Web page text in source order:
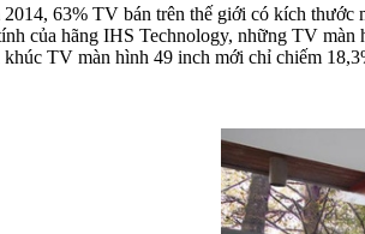
2014, 63% TV bán trên thế giới có kích thước
của hãng IHS Technology, những TV màn
khúc TV màn hình 49 inch mới chỉ chiếm